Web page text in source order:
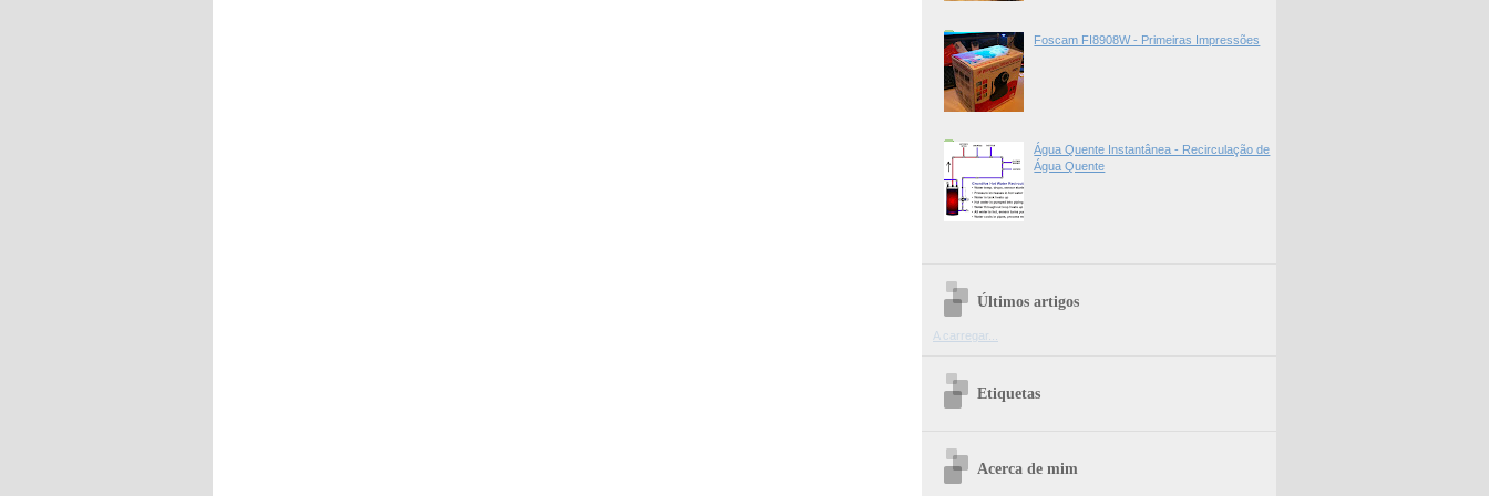
Foscam FI8908W - Primeiras Impressões
Água Quente Instantânea - Recirculação de
Água Quente
Últimos artigos
A carregar...
Etiquetas
Acerca de mim